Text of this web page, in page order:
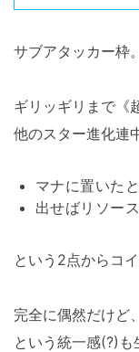
サブアタッカー枠。
ギリッギリまで《
他のスター進化連
マナに置いた
出せばリソー
という2点からコ
完全に偶然だけど
という統一感(?)も